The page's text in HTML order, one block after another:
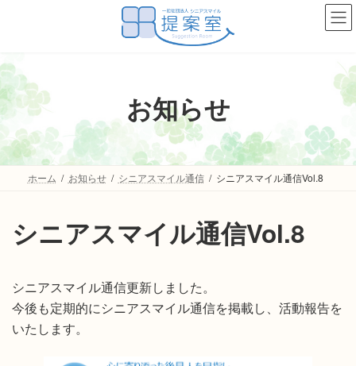
ン
ツ
へ
ス
キ
ー
シ
ョ
ン
に
お知らせ
ホーム お知らせ シニアスマイル通信 シニアスマイル通信Vol.8
シニアスマイル通信Vol.8
シニアスマイル通信更新しました。
今後も定期的にシニアスマイル通信を掲載し、活動報告を
いたします。